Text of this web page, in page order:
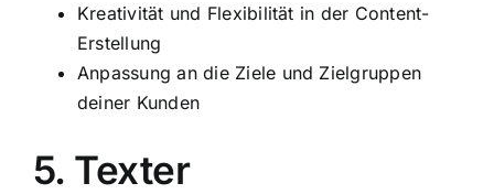
Kreativität und Flexibilität in der Content-
Erstellung
Anpassung an die Ziele und Zielgruppen
deiner Kunden
5. Texter